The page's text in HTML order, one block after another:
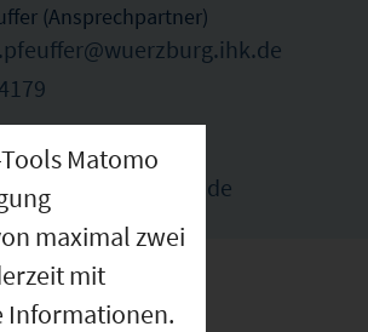
(Ansprechpartner)
Matomo
maximal zwei
mit
Informationen.